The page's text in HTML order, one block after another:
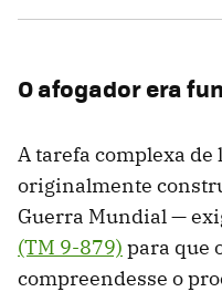
O afogador era
A tarefa complexa
originalmente
Guerra Mundial —
(TM 9-879) para que
compreendesse o